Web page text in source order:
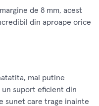
de 8 mm, acest
din aproape orice
mai putine
un suport eficient din
sunet care trage inainte